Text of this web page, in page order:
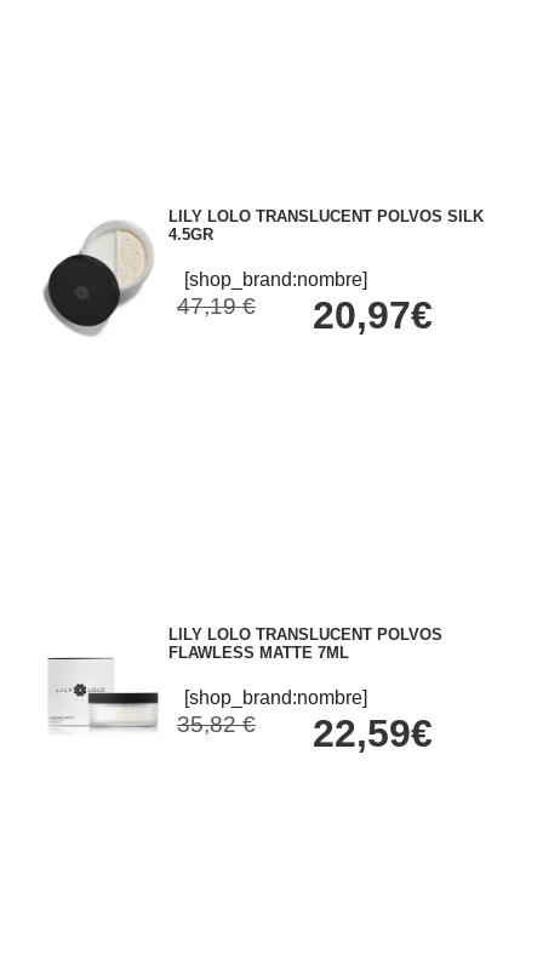
LILY LOLO TRANSLUCENT POLVOS SILK
4.5GR
[shop_brand:nombre]
47,19 € 20,97€
LILY LOLO TRANSLUCENT POLVOS
FLAWLESS MATTE 7ML
[shop_brand:nombre]
35,82 € 22,59€